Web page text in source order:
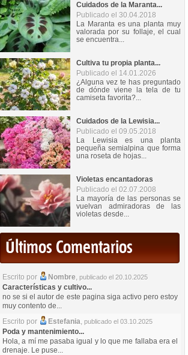
Cuidados de la Maranta...
Publicado el 30.04.2018
La Maranta es una planta muy
valorada por su follaje, el cual
se encuentra...
Cultiva tu propia planta...
Publicado el 14.01.2026
¿Alguna vez te has preguntado
de dónde viene la tela de tu
camiseta favorita?...
Cuidados de la Lewisia...
Publicado el 09.05.2018
La Lewisia es una planta
pequeña semialpina que forma
una roseta de hojas...
Violetas encantadoras
Publicado el 02.07.2008
La mayoría de las personas se
vuelvan admiradoras de las
violetas desde...
Últimos Comentarios
Escrito por Nombre, publicado el 20.10.2025
Características y cultivo...
no se si el autor de este pagina siga activo pero estoy
muy contento de...
Escrito por
Estefania, publicado el 03.10.2025
Poda y mantenimiento...
Hola, a mí me pasaba igual y lo que me fallaba era el
drenaje. Le puse...